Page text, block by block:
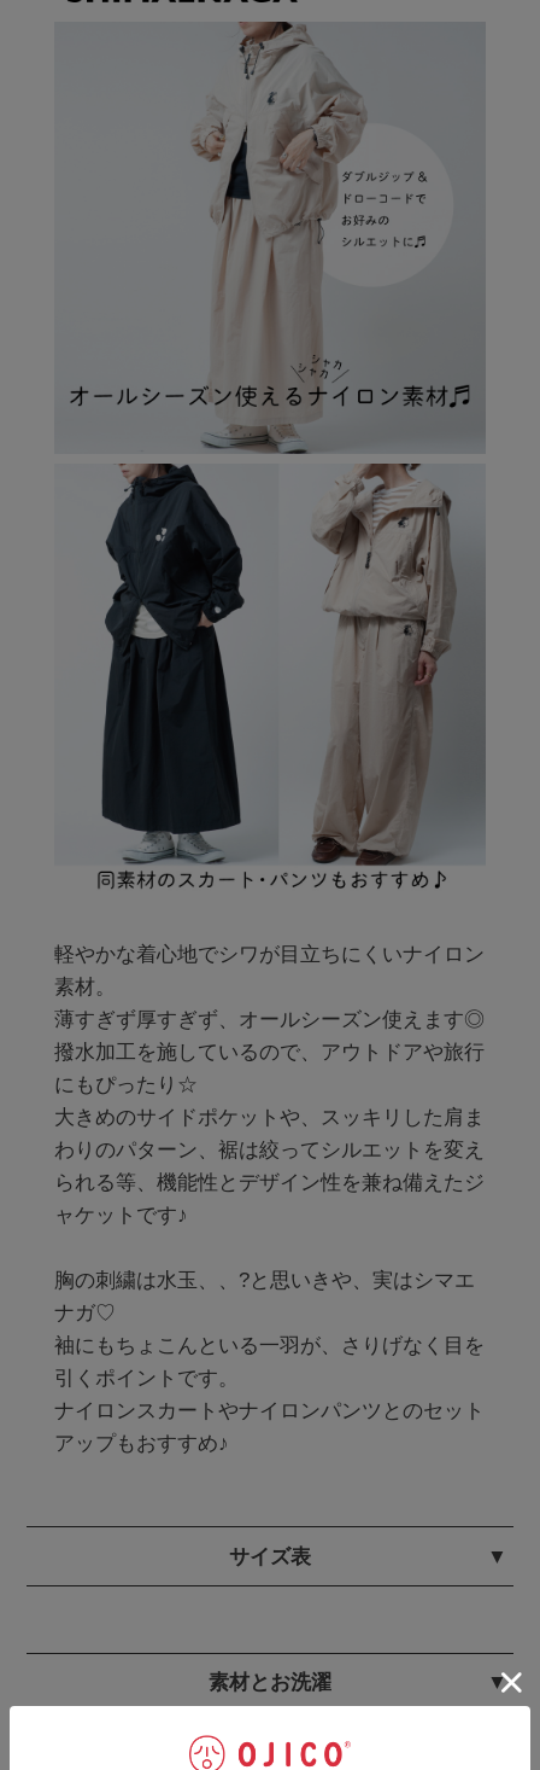
軽やかな着心地でシワが目立ちにくいナイロン
素材。
薄すぎず厚すぎず、オールシーズン使えます◎
撥水加工を施しているので、アウトドアや旅行
にもぴったり☆
大きめのサイドポケットや、スッキリした肩ま
わりのパターン、裾は絞ってシルエットを変え
られる等、機能性とデザイン性を兼ね備えたジ
ャケットです♪
胸の刺繍は水玉、、?と思いきや、実はシマエ
ナガ♡
袖にもちょこんといる一羽が、さりげなく目を
引くポイントです。
ナイロンスカートやナイロンパンツとのセット
アップもおすすめ♪
サイズ表
素材とお洗濯
ギフトラッピングのご注文はこちらから